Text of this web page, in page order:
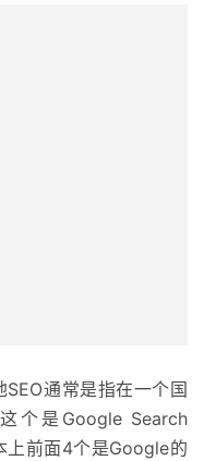
通常是指在一个国
个是Google Search
上前面4个是Google的